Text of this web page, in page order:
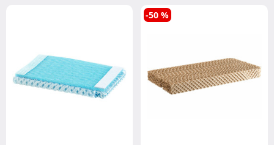
ave...
-50 %